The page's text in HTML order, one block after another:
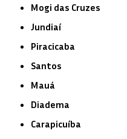
Mogi das Cruzes
Jundiaí
Piracicaba
Santos
Mauá
Diadema
Carapicuíba